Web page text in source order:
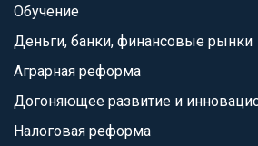
Обучение
Деньги, банки, финансовые рынки
Аграрная реформа
Догоняющее развитие и
Налоговая реформа